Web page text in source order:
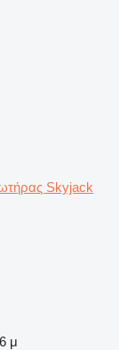
Skyjack
6 μ